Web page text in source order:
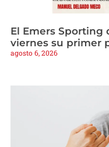
El Emers Sporting
viernes su primer
agosto 6, 2026